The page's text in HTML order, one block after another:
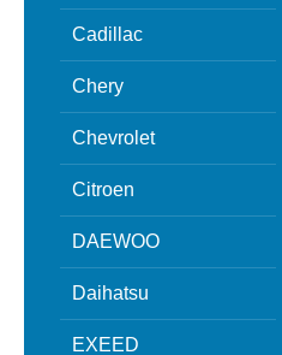
Cadillac
Chery
Chevrolet
Citroen
DAEWOO
Daihatsu
EXEED